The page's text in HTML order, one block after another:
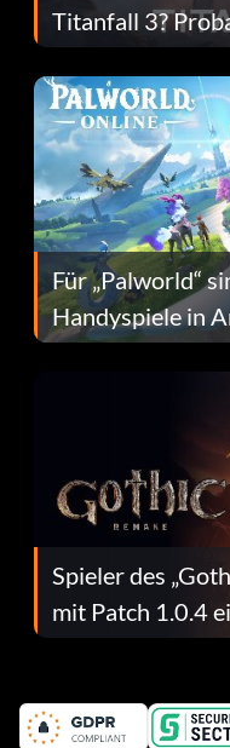
Titanfall 3?
Fans Are
Für „Palworld“
Handyspiele in
dafür.
Spieler des
mit Patch 1.0.4